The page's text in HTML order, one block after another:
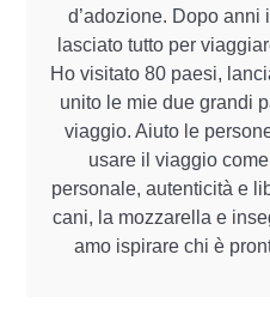
d’adozione. Dopo anni
lasciato tutto per
Ho visitato 80 paesi,
unito le mie due grandi
viaggio. Aiuto le
usare il viaggio
personale, autenticità e
cani, la mozzarella e
amo ispirare chi è